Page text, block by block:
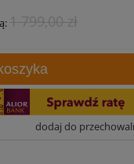
1 799,00 zł
dodaj do